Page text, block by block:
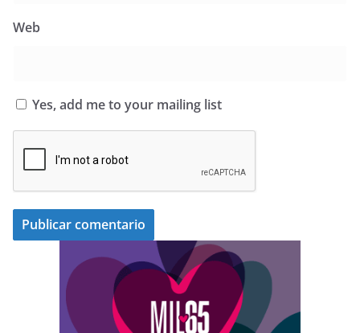
Web
Yes, add me to your mailing list